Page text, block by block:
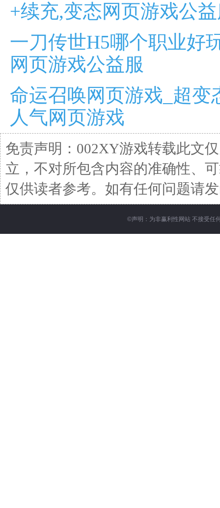
+续充,变态网页游戏公
一刀传世H5哪个职业好
网页游戏公益服
命运召唤网页游戏_超
人气网页游戏
免责声明：002XY游戏转载此文
立，不对所包含内容的准确性、
仅供读者参考。如有任何问题请
©声明：为非赢利性网站 不接受任